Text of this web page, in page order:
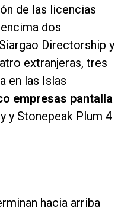
de las licencias
dos
Directorship y
extranjeras, tres
en las Islas
empresas pantalla
y Stonepeak Plum 4
hacia arriba